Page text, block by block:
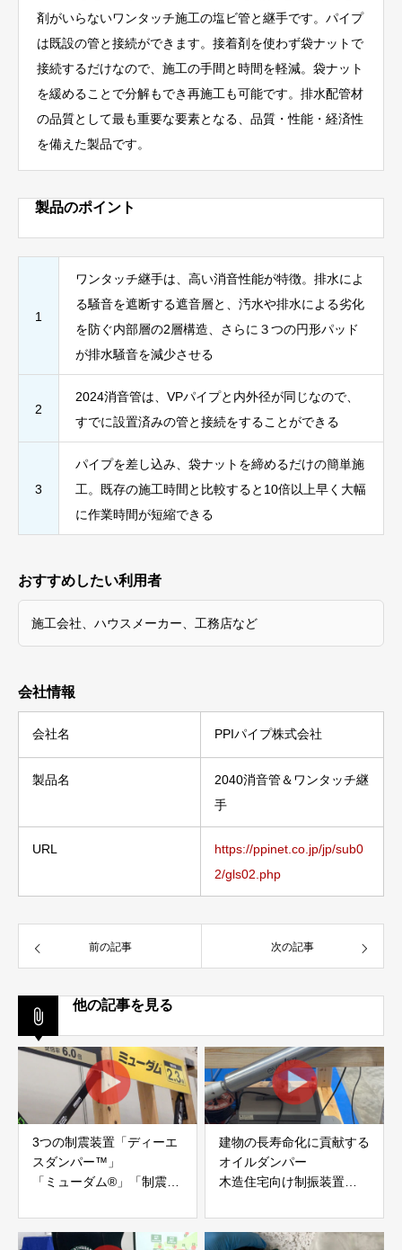
剤がいらないワンタッチ施工の塩ビ管と継手です。パイプ
は既設の管と接続ができます。接着剤を使わず袋ナットで
接続するだけなので、施工の手間と時間を軽減。袋ナット
を緩めることで分解もでき再施工も可能です。排水配管材
の品質として最も重要な要素となる、品質・性能・経済性
を備えた製品です。
製品のポイント
1
ワンタッチ継手は、高い消音性能が特徴。排水によ
る騒音を遮断する遮音層と、汚水や排水による劣化
を防ぐ内部層の2層構造、さらに３つの円形パッド
が排水騒音を減少させる
2
2024消音管は、VPパイプと内外径が同じなので、
すでに設置済みの管と接続をすることができる
3
パイプを差し込み、袋ナットを締めるだけの簡単施
工。既存の施工時間と比較すると10倍以上早く大幅
に作業時間が短縮できる
おすすめしたい利用者
施工会社、ハウスメーカー、工務店など
会社情報
会社名 PPIパイプ株式会社
製品名
2040消音管＆ワンタッチ継
手
URL
https://ppinet.co.jp/jp/sub0
2/gls02.php
前の記事 次の記事
他の記事を見る
3つの制震装置「ディーエ
スダンパー™」
「ミューダム®」「制震テ
アイディールブレーン株式
会社
建物の長寿命化に貢献する
オイルダンパー
木造住宅向け制振装置
株式会社evoltz